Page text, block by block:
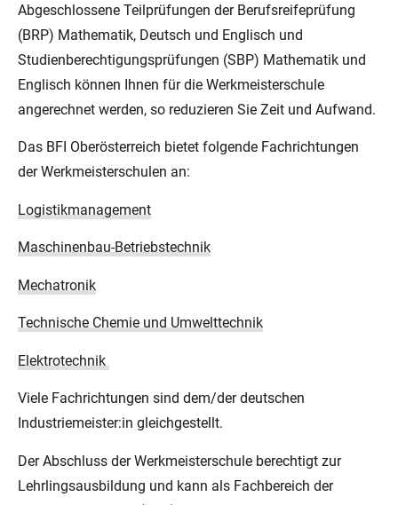
Abgeschlossene Teilprüfungen der Berufsreifeprüfung
(BRP) Mathematik, Deutsch und Englisch und
Studienberechtigungsprüfungen (SBP) Mathematik und
Englisch können Ihnen für die Werkmeisterschule
angerechnet werden, so reduzieren Sie Zeit und Aufwand.
Das BFI Oberösterreich bietet folgende Fachrichtungen
der Werkmeisterschulen an:
Logistikmanagement
Maschinenbau-Betriebstechnik
Mechatronik
Technische Chemie und Umwelttechnik
Elektrotechnik
Viele Fachrichtungen sind dem/der deutschen
Industriemeister:in gleichgestellt.
Der Abschluss der Werkmeisterschule berechtigt zur
Lehrlingsausbildung und kann als Fachbereich der